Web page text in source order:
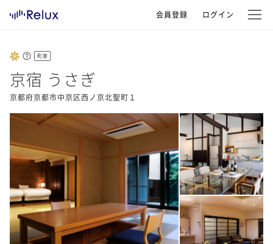
会員登録 ログイン
町家
京宿 うさぎ
京都府京都市中京区西ノ京北聖町１